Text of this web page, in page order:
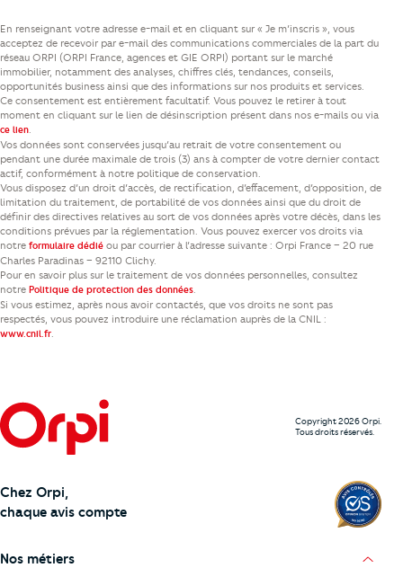
En renseignant votre adresse e-mail et en cliquant sur « Je m’inscris », vous
acceptez de recevoir par e-mail des communications commerciales de la part du
réseau ORPI (ORPI France, agences et GIE ORPI) portant sur le marché
immobilier, notamment des analyses, chiffres clés, tendances, conseils,
opportunités business ainsi que des informations sur nos produits et services.
Ce consentement est entièrement facultatif. Vous pouvez le retirer à tout
moment en cliquant sur le lien de désinscription présent dans nos e-mails ou via
ce lien.
Vos données sont conservées jusqu’au retrait de votre consentement ou
pendant une durée maximale de trois (3) ans à compter de votre dernier contact
actif, conformément à notre politique de conservation.
Vous disposez d’un droit d’accès, de rectification, d’effacement, d’opposition, de
limitation du traitement, de portabilité de vos données ainsi que du droit de
définir des directives relatives au sort de vos données après votre décès, dans les
conditions prévues par la réglementation. Vous pouvez exercer vos droits via
notre formulaire dédié ou par courrier à l’adresse suivante : Orpi France – 20 rue
Charles Paradinas – 92110 Clichy.
Pour en savoir plus sur le traitement de vos données personnelles, consultez
notre Politique de protection des données.
Si vous estimez, après nous avoir contactés, que vos droits ne sont pas
respectés, vous pouvez introduire une réclamation auprès de la CNIL :
www.cnil.fr.
Copyright 2026 Orpi.
Tous droits réservés.
Chez Orpi,
chaque avis compte
Nos métiers